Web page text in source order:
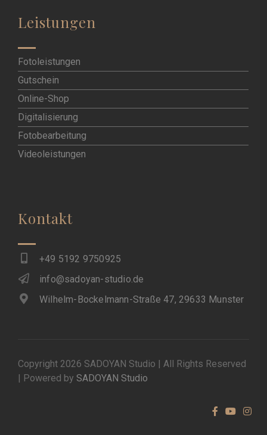
Leistungen
Fotoleistungen
Gutschein
Online-Shop
Digitalisierung
Fotobearbeitung
Videoleistungen
Kontakt
+49 5192 9750925
info@sadoyan-studio.de
Wilhelm-Bockelmann-Straße 47, 29633 Munster
Copyright 2026 SADOYAN Studio | All Rights Reserved
| Powered by SADOYAN Studio